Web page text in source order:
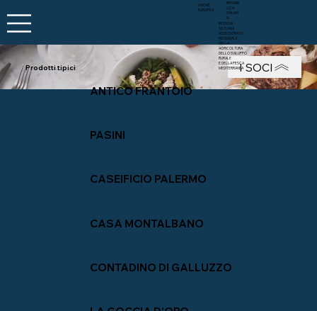
UNIONE
EUROPEA
REPUBB
LICA
ITALIAN
A
REGIONE
SICILIANA
ASSESSORATO
REGIONALE
DELLA
AGRICOLTURA
DELLO SVILUPPO
RURALE
E DELLA PESCA
MEDITERRANEA
Prodotti tipici I SOCI
ANTICO FRANTOIO
PASINI
CASEIFICIO PALERMO
CASA MONTALBANO
CONTADINO DI GALLUZZO